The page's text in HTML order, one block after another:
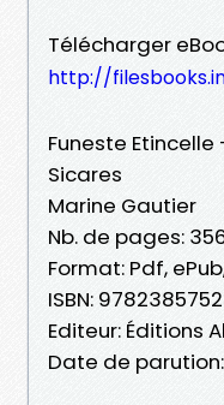
Télécharger
http://
Funeste Etincelle
Sicares
Marine Gautier
Nb. de pages:
Format: Pdf, ePub,
ISBN:
Editeur: Éditions
Date de